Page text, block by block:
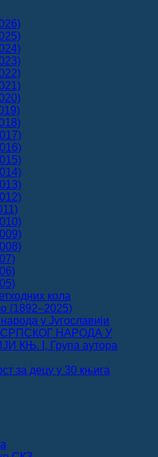
кола
(1892‒2025)
у Југославији
НАРОДА У
КЊ. I, Група аутора
за децу у 30 књига